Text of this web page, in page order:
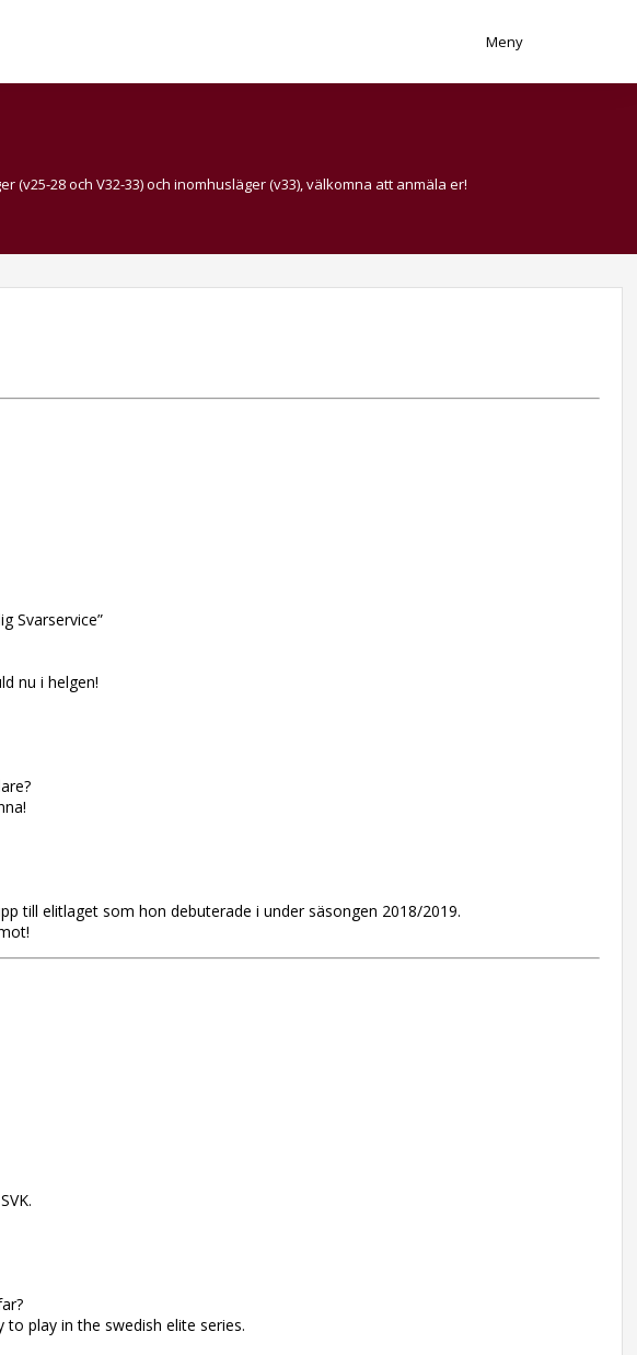
Meny
(v25-28 och V32-33) och inomhusläger (v33), välkomna att anmäla er!
Svarservice”
nu i helgen!
till elitlaget som hon debuterade i under säsongen 2018/2019.
play in the swedish elite series.